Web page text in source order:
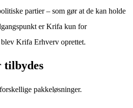
partier – som gør at de kan holde
er Krifa kun for
Krifa Erhverv oprettet.
tilbydes
pakkeløsninger.